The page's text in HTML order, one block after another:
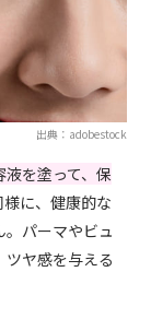
出典：adobestock
を塗って、保
に、健康的な
パーマやビュ
ヤ感を与える